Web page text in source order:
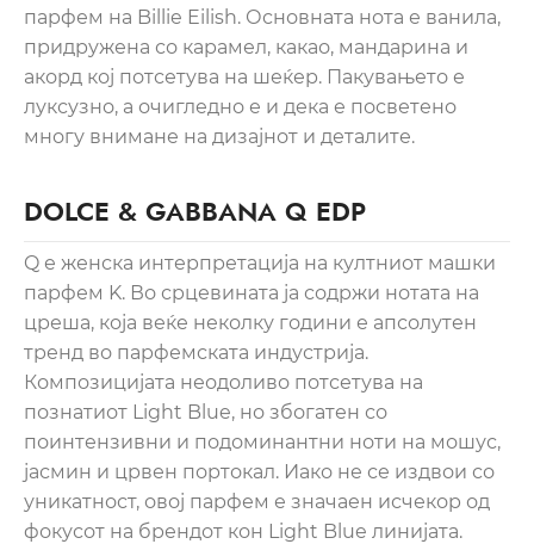
парфем на Billie Eilish. Основната нота е ванила,
придружена со карамел, какао, мандарина и
акорд кој потсетува на шеќер. Пакувањето е
луксузно, а очигледно е и дека е посветено
многу внимане на дизајнот и деталите.
DOLCE & GABBANA Q EDP
Q е женска интерпретација на култниот машки
парфем K. Во срцевината ја содржи нотата на
цреша, која веќе неколку години е апсолутен
тренд во парфемската индустрија.
Композицијата неодоливо потсетува на
познатиот Light Blue, но збогатен со
поинтензивни и подоминантни ноти на мошус,
јасмин и црвен портокал. Иако не се издвои со
уникатност, овој парфем е значаен исчекор од
фокусот на брендот кон Light Blue линијата.